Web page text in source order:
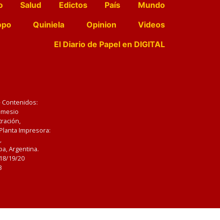
Salud Edictos País
Mundo
Quiniela Opinion
Videos
El Diario de Papel en DIGITAL
Impresora:
Argentina.
19/20